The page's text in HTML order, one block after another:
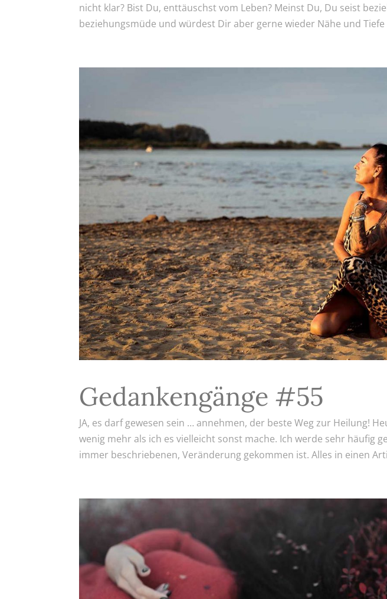
nicht klar? Bist Du, enttäuschst vom Leben? Meinst Du, Du seist
beziehungsmüde und würdest Dir aber gerne wieder Nähe und Tiefe
Gedankengänge #55
JA, es darf gewesen sein … annehmen, der beste Weg zur Heilung!
wenig mehr als ich es vielleicht sonst mache. Ich werde sehr häufig
immer beschriebenen, Veränderung gekommen ist. Alles in einen